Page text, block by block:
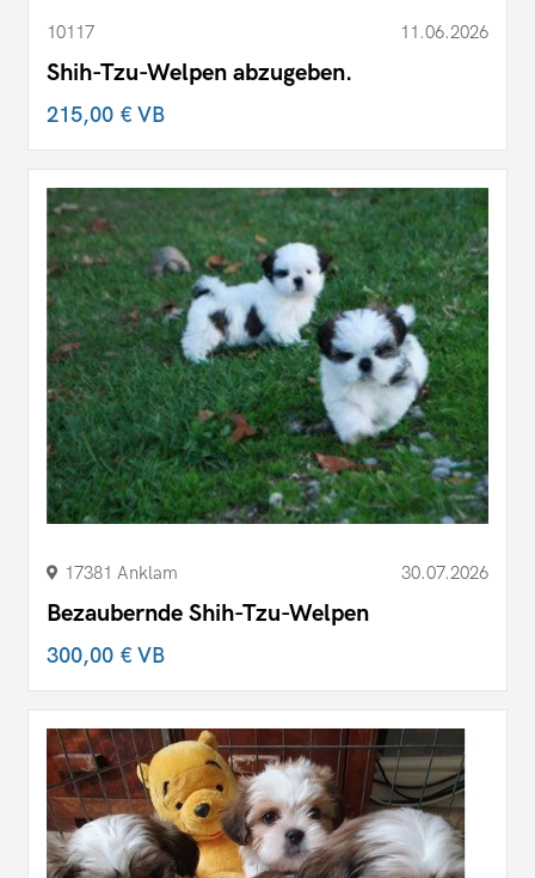
10117 11.06.2026
Shih-Tzu-Welpen abzugeben.
215,00 €VB
17381 Anklam 30.07.2026
Bezaubernde Shih-Tzu-Welpen
300,00 €VB